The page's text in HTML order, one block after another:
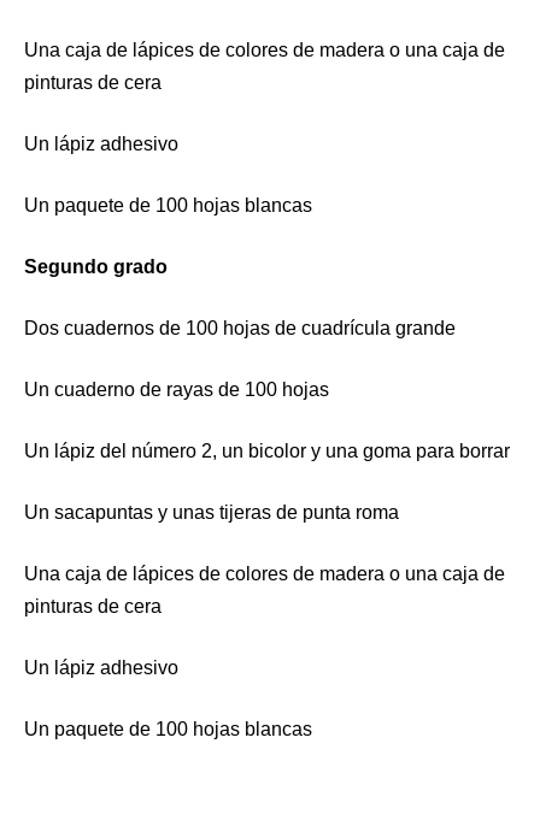
Una caja de lápices de colores de madera o una caja de
pinturas de cera
Un lápiz adhesivo
Un paquete de 100 hojas blancas
Segundo grado
Dos cuadernos de 100 hojas de cuadrícula grande
Un cuaderno de rayas de 100 hojas
Un lápiz del número 2, un bicolor y una goma para borrar
Un sacapuntas y unas tijeras de punta roma
Una caja de lápices de colores de madera o una caja de
pinturas de cera
Un lápiz adhesivo
Un paquete de 100 hojas blancas